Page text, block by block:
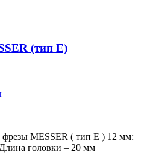
(тип E)
фрезы MESSER ( тип E ) 12 мм:
головки – 20 мм